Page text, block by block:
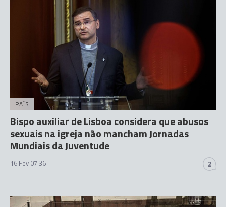
PAÍS
Bispo auxiliar de Lisboa considera que abusos
sexuais na igreja não mancham Jornadas
Mundiais da Juventude
16 Fev 07:36 2